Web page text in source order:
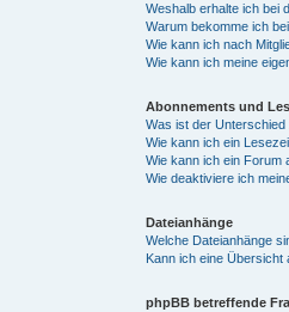
Weshalb erhalte ich bei
Warum bekomme ich
Wie kann ich nach
Wie kann ich meine
Abonnements und
Was ist der
Wie kann ich ein
Wie kann ich ein Forum
Wie deaktiviere ich
Dateianhänge
Welche Dateianhänge
Kann ich eine Übersicht
phpBB betreffende